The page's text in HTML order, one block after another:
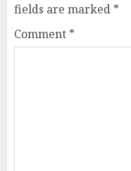
fields are marked *
Comment *